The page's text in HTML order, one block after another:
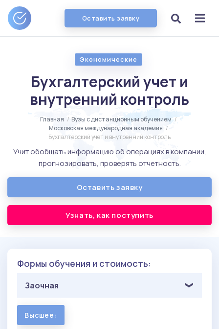
Оставить заявку
Экономические
Бухгалтерский учет и
внутренний контроль
Главная / Вузы с дистанционным обучением /
Московская международная академия /
Бухгалтерский учет и внутренний контроль
Учит обобщать информацию об операциях в компании,
прогнозировать, проверять отчетность.
Оставить заявку
Узнать, как поступить
Формы обучения и стоимость:
Заочная
Высшее: